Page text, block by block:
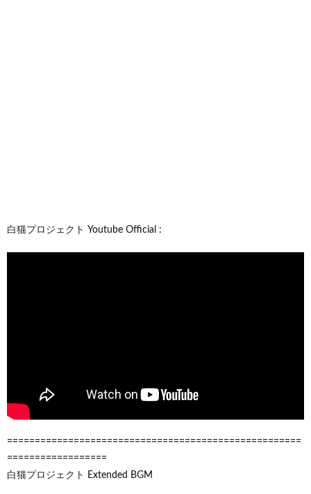
白猫プロジェクト Youtube Official :
=====================================================
==================
白猫プロジェクト Extended BGM